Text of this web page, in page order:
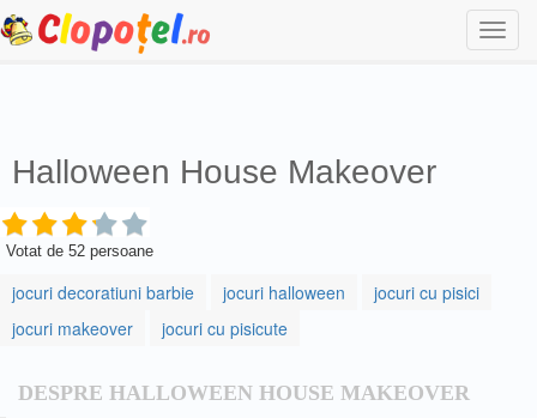
Halloween House Makeover
Votat de 52 persoane
jocuri decoratiuni barbie jocuri halloween
jocuri cu pisici
jocuri makeover
jocuri cu pisicute
DESPRE HALLOWEEN HOUSE MAKEOVER